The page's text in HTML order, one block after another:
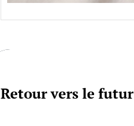
Retour vers le futur